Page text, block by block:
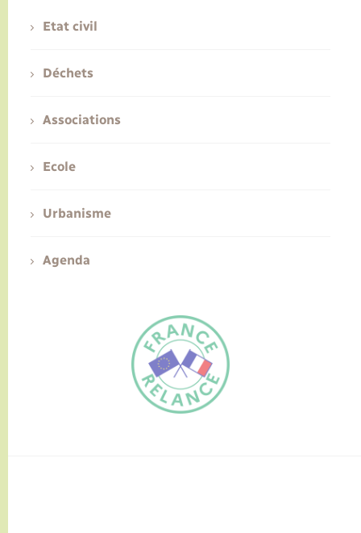
FR
Etat civil
Déchets
Associations
Ecole
Urbanisme
Agenda